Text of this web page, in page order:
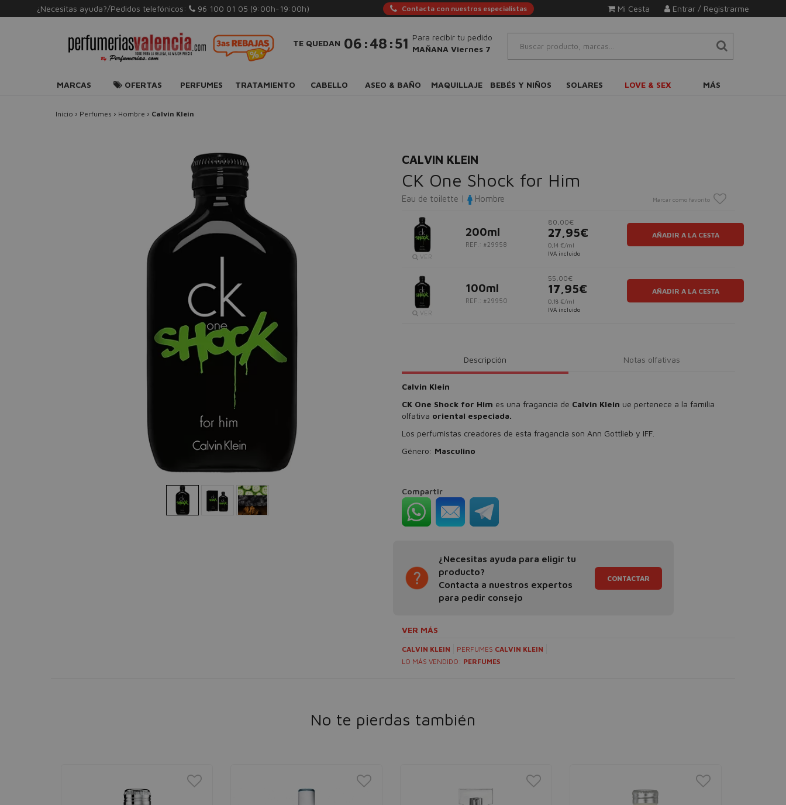
¿Necesitas ayuda?/Pedidos telefónicos: 96 100 01 05 (9:00h-19:00h) Contacta con nuestros especialistas Entrar / Registrarme
Mi Cesta
TE QUEDAN 06:48:50
Para recibir tu pedido
MAÑANA Viernes 7
MARCAS OFERTAS PERFUMES TRATAMIENTO CABELLO ASEO & BAÑO MAQUILLAJE BEBÉS Y NIÑOS SOLARES LOVE & SEX MÁS
Inicio › Perfumes › Hombre › Calvin Klein
CALVIN KLEIN
CK One Shock for Him
Eau de toilette | Hombre Marcar como favorito
VER
200ml
REF.: #29958
80,00€
27,95€
0,14 €/ml
IVA incluido
AÑADIR A LA CESTA
VER
100ml
REF.: #29950
55,00€
17,95€
0,18 €/ml
IVA incluido
AÑADIR A LA CESTA
Descripción Notas olfativas
Calvin Klein
CK One Shock for Him es una fragancia de Calvin Klein ue pertenece a la familia
olfativa oriental especiada.
Los perfumistas creadores de esta fragancia son Ann Gottlieb y IFF.
Género: Masculino
Compartir
¿Necesitas ayuda para eligir tu
producto?
Contacta a nuestros expertos
para pedir consejo
CONTACTAR
VER MÁS
CALVIN KLEIN PERFUMES CALVIN KLEIN
LO MÁS VENDIDO: PERFUMES
No te pierdas también